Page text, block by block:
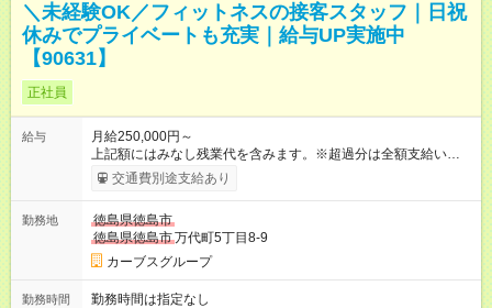
＼未経験OK／フィットネスの接客スタッフ｜日祝
休みでプライベートも充実｜給与UP実施中
【90631】
正社員
給与
月給250,000円～
上記額にはみなし残業代を含みます。※超過分は全額支給いたし
ます。 みなし残業代 30,500円／月 みなし残業時間 19.34時間／
採用時と同じです。 給与：月給 220,000円以上 上記額にはみな
し残業代を含みます。※超過分は全額支給いたします。 みなし
残業代 26,500円／月 みなし残業時間 19.06時間／月
交通費別途支給あり
勤務地
徳島県徳島市
徳島県徳島市万代町5丁目8-9
カーブスグループ
勤務時間
勤務時間は指定なし